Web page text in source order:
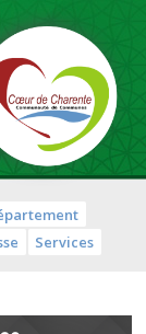
Services